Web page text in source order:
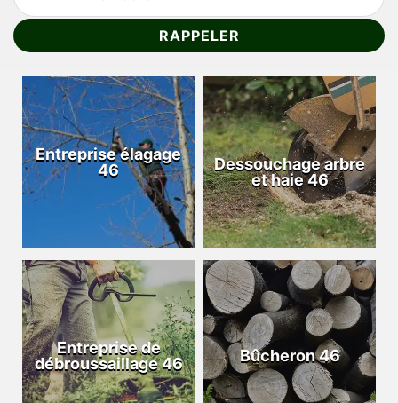
Entreprise élagage
46
Dessouchage arbre
et haie 46
Entreprise de
débroussaillage 46
Bûcheron 46